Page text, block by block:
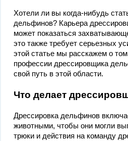
Хотели ли вы когда-нибудь
дельфинов? Карьера
может показаться
это также требует серьезных
этой статье мы расскажем о
профессии дрессировщика
свой путь в этой области.
Что делает
Дрессировка дельфинов
животными, чтобы они могли
трюки и действия на команду